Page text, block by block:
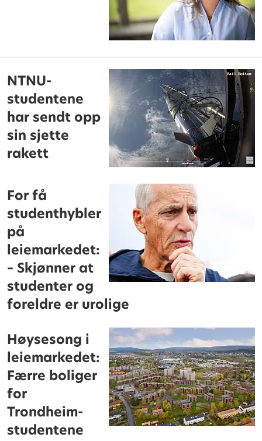
NTNU-
studentene
har sendt opp
sin sjette
rakett
For få
studenthybler
på
leiemarkedet:
– Skjønner at
studenter og
foreldre er urolige
Høysesong i
leiemarkedet:
Færre boliger
for
Trondheim-
studentene